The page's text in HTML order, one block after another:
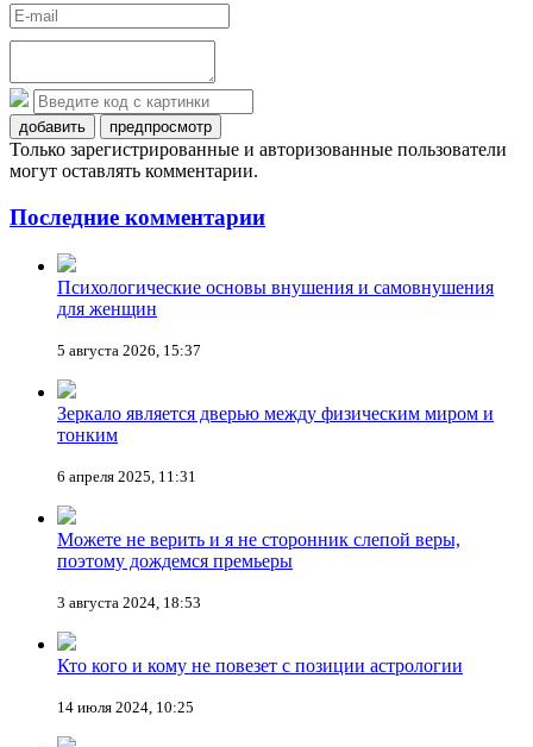
добавить предпросмотр
Только зарегистрированные и авторизованные пользователи
могут оставлять комментарии.
Последние комментарии
Психологические основы внушения и самовнушения
для женщин
5 августа 2026, 15:37
Зеркало является дверью между физическим миром и
тонким
6 апреля 2025, 11:31
Можете не верить и я не сторонник слепой веры,
поэтому дождемся премьеры
3 августа 2024, 18:53
Кто кого и кому не повезет с позиции астрологии
14 июля 2024, 10:25